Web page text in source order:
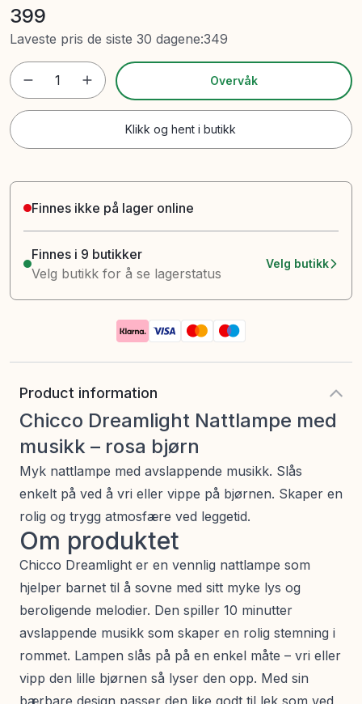
399
Laveste pris de siste 30 dagene:349
1 Overvåk
Klikk og hent i butikk
Finnes ikke på lager online
Finnes i 9 butikker
Velg butikk for å se lagerstatus
Velg butikk
Product information
Chicco Dreamlight Nattlampe med
musikk – rosa bjørn
Myk nattlampe med avslappende musikk. Slås
enkelt på ved å vri eller vippe på bjørnen. Skaper en
rolig og trygg atmosfære ved leggetid.
Om produktet
Chicco Dreamlight er en vennlig nattlampe som
hjelper barnet til å sovne med sitt myke lys og
beroligende melodier. Den spiller 10 minutter
avslappende musikk som skaper en rolig stemning i
rommet. Lampen slås på på en enkel måte – vri eller
vipp den lille bjørnen så lyser den opp. Med sin
bærbare design passer den like godt til lek som ved